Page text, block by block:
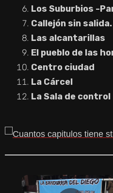
Los Suburbios -
Callejón sin salida.
Las alcantarillas
El pueblo de las
Centro ciudad
La Cárcel
La Sala de control